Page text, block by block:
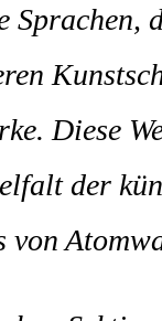
Diese
der